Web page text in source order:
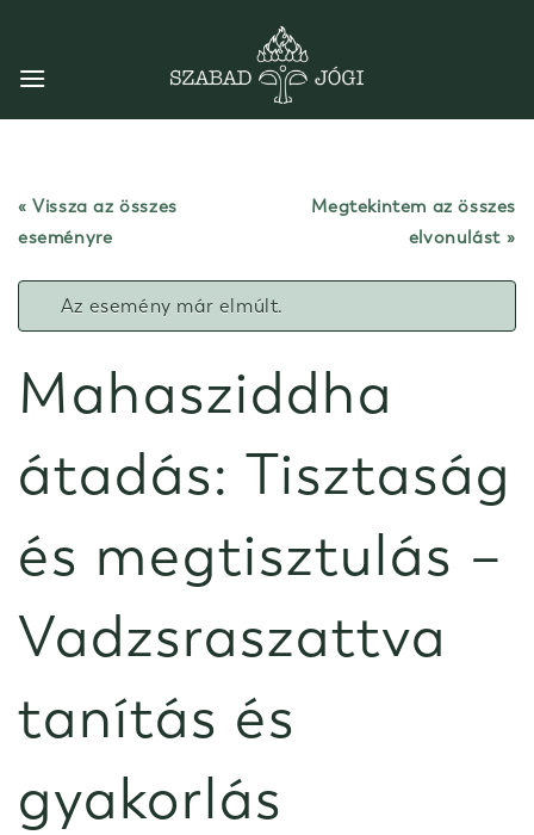
content
« Vissza az összes
eseményre
Megtekintem az összes
elvonulást
Az esemény már elmúlt.
Mahasziddha
átadás: Tisztaság
és megtisztulás –
Vadzsraszattva
tanítás és
gyakorlás